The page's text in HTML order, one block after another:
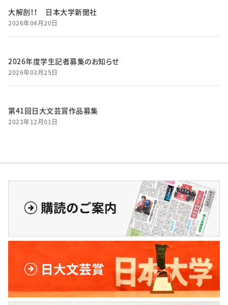
大解剖！！ 日本大学新聞社
2026年04月20日
2026年度学生記者募集のお知らせ
2026年03月25日
第41回日大文芸賞作品募集
2023年12月01日